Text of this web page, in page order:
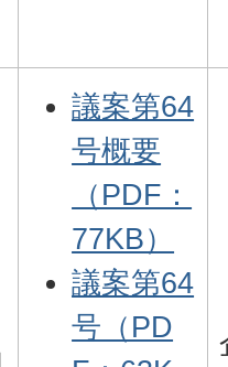
議案第64
号概要
（PDF：
77KB）
議案第64
号（PD